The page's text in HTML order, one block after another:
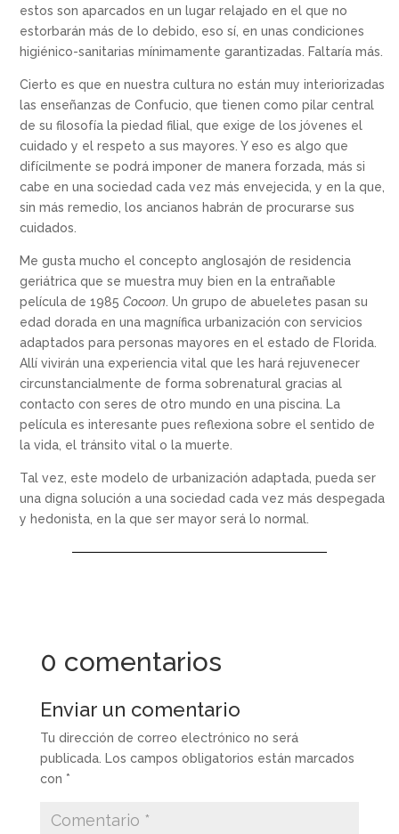
estos son aparcados en un lugar relajado en el que no
estorbarán más de lo debido, eso sí, en unas condiciones
higiénico-sanitarias mínimamente garantizadas. Faltaría más.
Cierto es que en nuestra cultura no están muy interiorizadas
las enseñanzas de Confucio, que tienen como pilar central
de su filosofía la piedad filial, que exige de los jóvenes el
cuidado y el respeto a sus mayores. Y eso es algo que
difícilmente se podrá imponer de manera forzada, más si
cabe en una sociedad cada vez más envejecida, y en la que,
sin más remedio, los ancianos habrán de procurarse sus
cuidados.
Me gusta mucho el concepto anglosajón de residencia
geriátrica que se muestra muy bien en la entrañable
película de 1985 Cocoon. Un grupo de abueletes pasan su
edad dorada en una magnífica urbanización con servicios
adaptados para personas mayores en el estado de Florida.
Allí vivirán una experiencia vital que les hará rejuvenecer
circunstancialmente de forma sobrenatural gracias al
contacto con seres de otro mundo en una piscina. La
película es interesante pues reflexiona sobre el sentido de
la vida, el tránsito vital o la muerte.
Tal vez, este modelo de urbanización adaptada, pueda ser
una digna solución a una sociedad cada vez más despegada
y hedonista, en la que ser mayor será lo normal.
0 comentarios
Enviar un comentario
Tu dirección de correo electrónico no será
publicada. Los campos obligatorios están marcados
con *